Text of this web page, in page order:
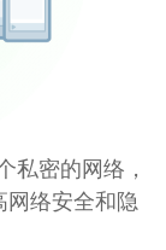
私密的网络，
络安全和隐